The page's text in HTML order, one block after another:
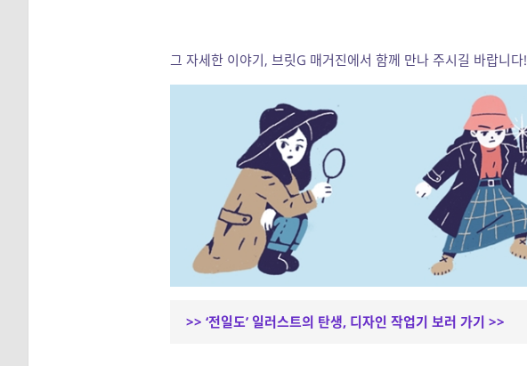
그 자세한 이야기, 브릿G 매거진에서 함께 만나 주시길 바랍니다!
>> ‘전일도’ 일러스트의 탄생, 디자인 작업기 보러 가기 >>